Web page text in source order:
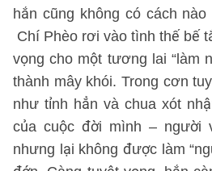
hắn cũng không có cách
Chí Phèo rơi vào tình thế bế
vọng cho một tương lai “làm
thành mây khói. Trong cơn
như tỉnh hẳn và chua xót
của cuộc đời mình – người
nhưng lại không được làm